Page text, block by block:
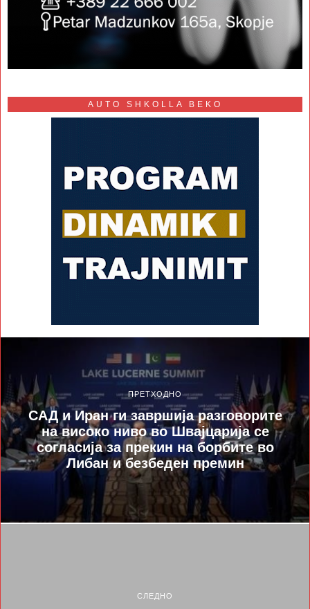
AUTO SHKOLLA BEKO
ПРЕТХОДНО
САД и Иран ги завршија разговорите
на високо ниво во Швајцарија се
согласија за прекин на борбите во
Либан и безбеден премин
СЛЕДНО